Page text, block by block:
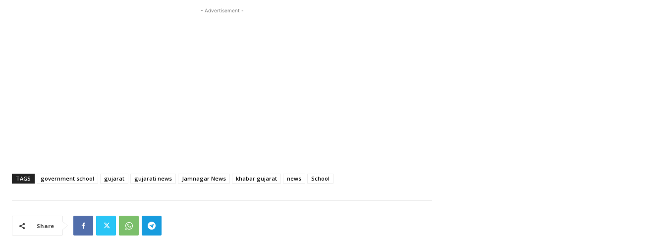
- Advertisement -
TAGS government school gujarat gujarati news Jamnagar News khabar gujarat news School
Share